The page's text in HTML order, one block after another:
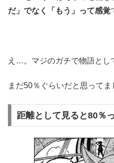
だ」でなく「もう」って感覚
え…。マジのガチで物語とし
まだ50％ぐらいだと思ってま
距離として見ると80％